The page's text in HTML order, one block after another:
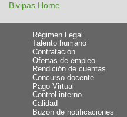
Bivipas Home
Régimen Legal
Talento humano
Contratación
Ofertas de empleo
Rendición de cuentas
Concurso docente
Pago Virtual
Control interno
Calidad
Buzón de notificaciones